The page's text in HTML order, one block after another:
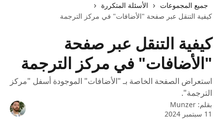
جميع المجموعات
الأسئلة المتكررة
كيفية التنقل عبر صفحة "الأضافات" في مركز الترجمة
كيفية التنقل عبر صفحة
"الأضافات" في مركز الترجمة
استعراض الصفحة الخاصة بـ "الأضافات" الموجودة أسفل "مركز
الترجمة".
بقلم: Munzer
11 سبتمبر 2024